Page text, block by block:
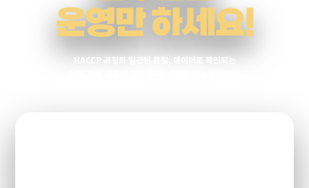
운영만 하세요!
HACCP 공정의 일관된 품질, 데이터로 확인되는